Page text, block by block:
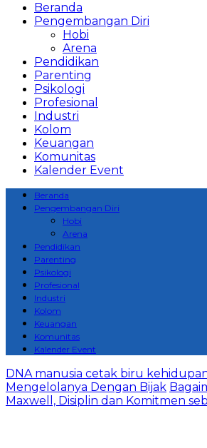
Beranda
Pengembangan Diri
Hobi
Arena
Pendidikan
Parenting
Psikologi
Profesional
Industri
Kolom
Keuangan
Komunitas
Kalender Event
Beranda
Pengembangan Diri
Hobi
Arena
Pendidikan
Parenting
Psikologi
Profesional
Industri
Kolom
Keuangan
Komunitas
Kalender Event
DNA manusia cetak biru
Mengelolanya Dengan Bijak
Maxwell, Disiplin dan Komitmen